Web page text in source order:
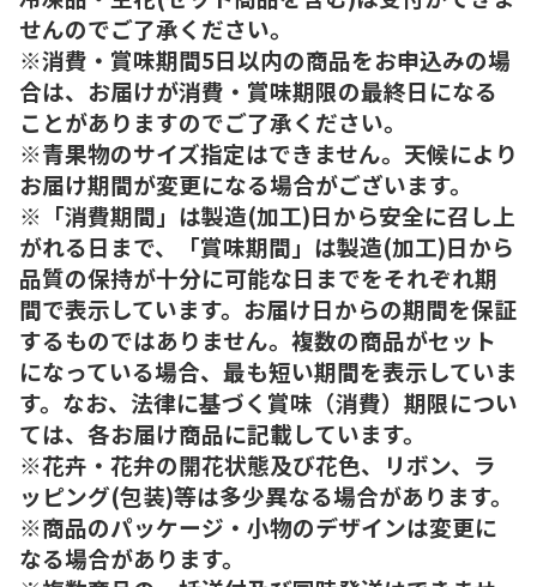
せんのでご了承ください。
※消費・賞味期間5日以内の商品をお申込みの場
合は、お届けが消費・賞味期限の最終日になる
ことがありますのでご了承ください。
※青果物のサイズ指定はできません。天候により
お届け期間が変更になる場合がございます。
※「消費期間」は製造(加工)日から安全に召し上
がれる日まで、「賞味期間」は製造(加工)日から
品質の保持が十分に可能な日までをそれぞれ期
間で表示しています。お届け日からの期間を保証
するものではありません。複数の商品がセット
になっている場合、最も短い期間を表示していま
す。なお、法律に基づく賞味（消費）期限につい
ては、各お届け商品に記載しています。
※花卉・花弁の開花状態及び花色、リボン、ラ
ッピング(包装)等は多少異なる場合があります。
※商品のパッケージ・小物のデザインは変更に
なる場合があります。